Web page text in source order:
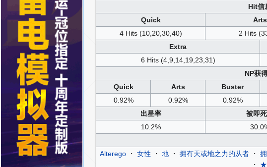
Hit信
Quick
Arts
4 Hits (10,20,30,40)
2 Hits
Extra
6 Hits (4,9,14,19,23,31)
NP获
Quick
Arts Buster
0.92%
0.92% 0.92%
出星率
被即
10.2%
Alterego・ 女性 ・ 地・ 拥有天或地之力的从者・
・